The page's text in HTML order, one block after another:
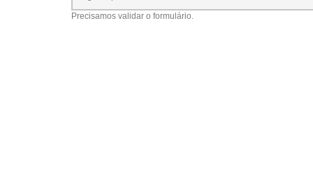
Precisamos validar o formulário.